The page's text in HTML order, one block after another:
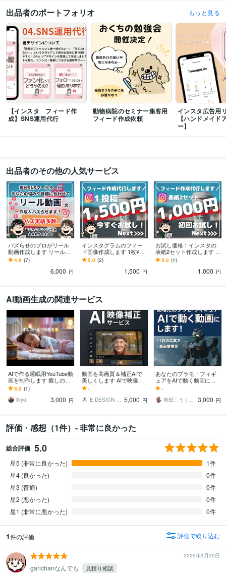
ビジネス・クリエイティブツール
WordPress:4年ペライチ:0年Access:1年Excel:2年Google サイト:0年
Google スプレッドシート:1年
Google スライド:0年
Google ドキュメント:1年Keynote:2年Numbers:1年
Pages:3年
PowerPoint:5年Word:5年BASE:0年freee:2年 Google Analytics:1年
Google Search Console:1年
ChatGPT:1年CapCut:1年 Canva:3年
得意分野
集客・マーケティング相談 SNS運用
Instagram ガジェット コーヒー スポーツ
Web制作・HP作成・EC構築 Webサイト制作・Webデザイン
出品者のポートフォリオ もっと見る
【インスタ フィード作
成】SNS運用代行
動物病院のセミナー集客用
フィード作成依頼
インスタ広告用
【ハンドメイド
ー】
出品者のその他の人気サービス
バズらせのプロがリール
動画作成します リール動
画作成からバズるプロモ
ーションまで担当しま
4.6 (7)
6,000 円
インスタグラムのフィー
ド画像作成します 1枚¥15
00！canva proで作成
5.0 (2)
1,500 円
お試し価格！インスタの
表紙2セット作成します 格
安で作成！あなたのアカ
ウントも宣伝します！
5.0 (1)
1,000 円
AI動画生成の関連サービス
AIで作る睡眠用YouTube動
画を制作します 癒しの音
楽と映像をAIで丁寧に制
作！著作権譲渡！
5.0 (1)
lilryu
3,000 円
動画を高画質＆補正AIで
美しくします AIで映像の
悩みをまとめて解決しま
す
-
E DESIGN KOBE 5,000 円
あなたのプラモ・フィギ
ュアをAIで動く動画にし
ます “あの瞬間”を映像
に。作品が動き出す、AI
映像体験をお届け！
-
前田こう｜AI動画の始め方・制作サポート
3,000 円
評価・感想（1件）- 非常に良かった
総合評価 5.0
星5 (非常に良かった)
1件
星4 (良かった)
0件
星3 (普通)
0件
星2 (悪かった)
0件
星1 (非常に悪かった)
0件
1件の評価 評価で絞り込む
2025年3月20日
garichanなんでも 見積り相談